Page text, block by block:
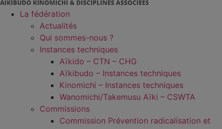
La fédération
Actualités
Qui sommes-nous ?
Instances techniques
Aïkido – CTN – CHG
Aïkibudo – Instances techniques
Kinomichi – Instances techniques
Wanomichi/Takemusu Aïki – CSWTA
Commissions
Commission Prévention radicalisation et